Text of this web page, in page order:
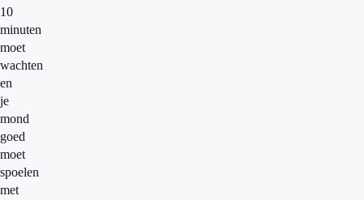
10
minuten
moet
wachten
en
je
mond
goed
moet
spoelen
met